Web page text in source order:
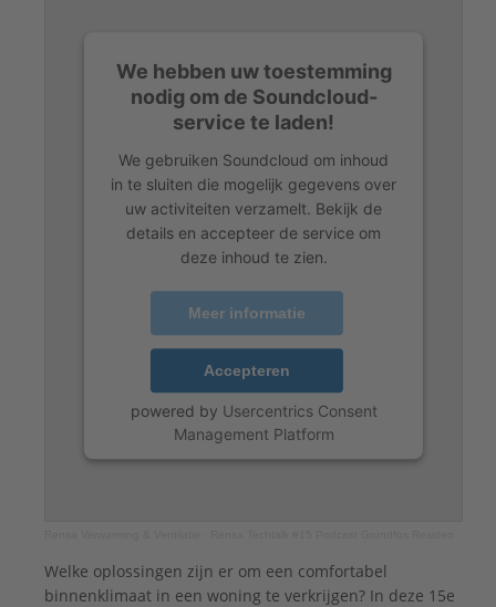
We hebben uw toestemming
nodig om de Soundcloud-
service te laden!
We gebruiken Soundcloud om inhoud
in te sluiten die mogelijk gegevens over
uw activiteiten verzamelt. Bekijk de
details en accepteer de service om
deze inhoud te zien.
Meer informatie
Accepteren
powered by Usercentrics Consent
Management Platform
Welke oplossingen zijn er om een comfortabel
binnenklimaat in een woning te verkrijgen? In deze 15e